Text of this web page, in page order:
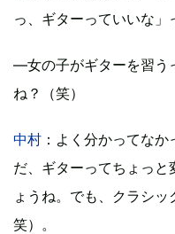
っ、ギターっていいな」
―女の子がギターを習う
ね？（笑）
中村 ：よく分かってな
だ、ギターってちょっ
ょうね。でも、クラシ
笑）。